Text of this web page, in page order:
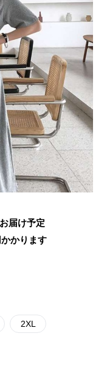
届け予定
かかります
2XL